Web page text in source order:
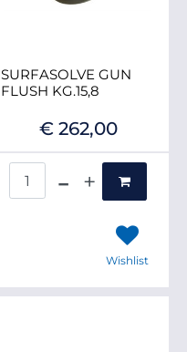
SURFASOLVE GUN
FLUSH KG.15,8
€ 262,00
Wishlist